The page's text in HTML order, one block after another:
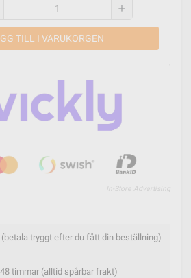
add
TILL I VARUKORGEN
In-Store Advertising
tryggt efter du fått din beställning)
timmar (alltid spårbar frakt)